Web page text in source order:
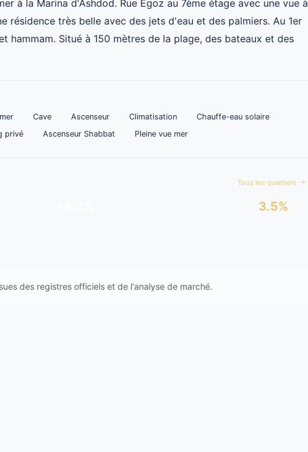
à la Marina d'Ashdod. Rue Egoz au 7ème étage avec une vue à
résidence très belle avec des jets d'eau et des palmiers. Au 1er
hammam. Situé à 150 mètres de la plage, des bateaux et des
Cave Ascenseur Climatisation
Chauffe-eau solaire
privé Ascenseur Shabbat Pleine vue mer
Tous les quartiers
3.5%
des registres officiels et de l'analyse de marché.